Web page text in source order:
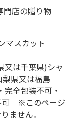
店の贈り物
マスカット
又は千葉県)シャ
県又は福島
全包装不可・
可 ※このページ
りません。